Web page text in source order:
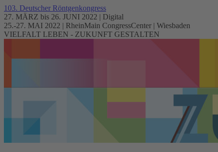
103. Deutscher Röntgenkongress
27. MÄRZ bis 26. JUNI 2022 | Digital
25.-27. MAI 2022 | RheinMain CongressCenter | Wiesbaden
VIELFALT LEBEN - ZUKUNFT GESTALTEN